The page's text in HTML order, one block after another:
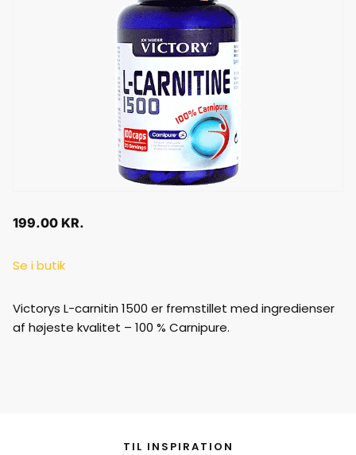
199.00 KR.
Se i butik
Victorys L-carnitin 1500 er fremstillet med ingredienser
af højeste kvalitet – 100 % Carnipure.
TIL INSPIRATION